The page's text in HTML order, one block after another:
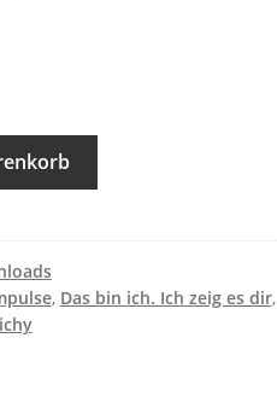
, Das bin ich. Ich zeig es dir,